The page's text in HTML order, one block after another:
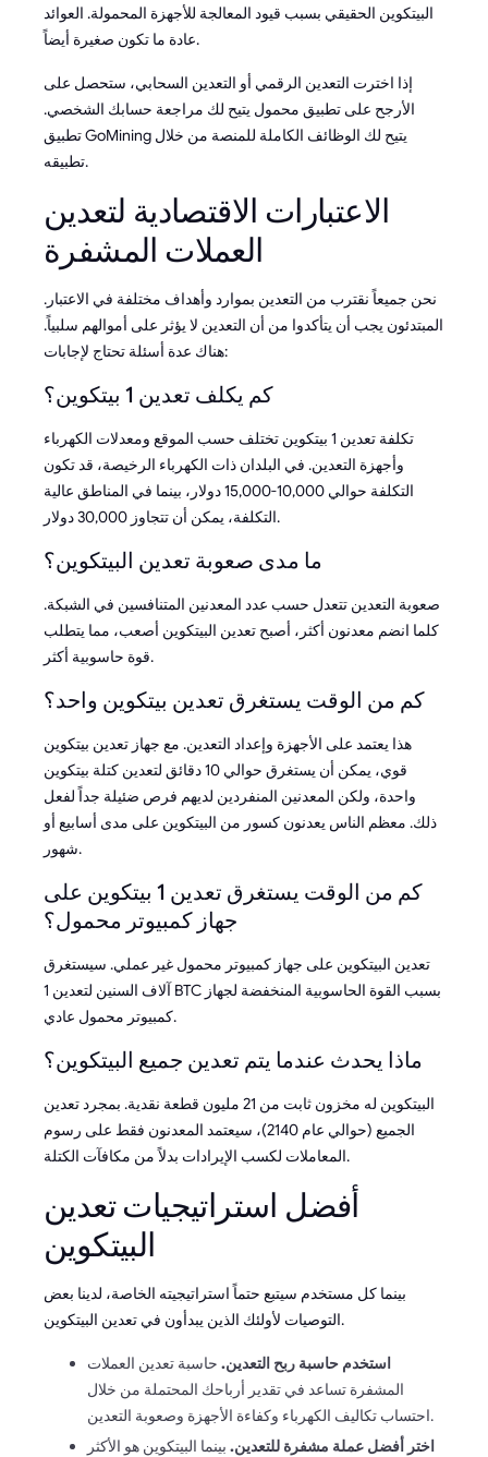
البيتكوين الحقيقي بسبب قيود المعالجة للأجهزة المحمولة. العوائد
عادة ما تكون صغيرة أيضاً.
إذا اخترت التعدين الرقمي أو التعدين السحابي، ستحصل على
الأرجح على تطبيق محمول يتيح لك مراجعة حسابك الشخصي.
تطبيق GoMining يتيح لك الوظائف الكاملة للمنصة من خلال
تطبيقه.
الاعتبارات الاقتصادية لتعدين
العملات المشفرة
نحن جميعاً نقترب من التعدين بموارد وأهداف مختلفة في الاعتبار.
المبتدئون يجب أن يتأكدوا من أن التعدين لا يؤثر على أموالهم سلبياً.
هناك عدة أسئلة تحتاج لإجابات:
كم يكلف تعدين 1 بيتكوين؟
تكلفة تعدين 1 بيتكوين تختلف حسب الموقع ومعدلات الكهرباء
وأجهزة التعدين. في البلدان ذات الكهرباء الرخيصة، قد تكون
التكلفة حوالي 10,000-15,000 دولار، بينما في المناطق عالية
التكلفة، يمكن أن تتجاوز 30,000 دولار.
ما مدى صعوبة تعدين البيتكوين؟
صعوبة التعدين تتعدل حسب عدد المعدنين المتنافسين في الشبكة.
كلما انضم معدنون أكثر، أصبح تعدين البيتكوين أصعب، مما يتطلب
قوة حاسوبية أكثر.
كم من الوقت يستغرق تعدين بيتكوين واحد؟
هذا يعتمد على الأجهزة وإعداد التعدين. مع جهاز تعدين بيتكوين
قوي، يمكن أن يستغرق حوالي 10 دقائق لتعدين كتلة بيتكوين
واحدة، ولكن المعدنين المنفردين لديهم فرص ضئيلة جداً لفعل
ذلك. معظم الناس يعدنون كسور من البيتكوين على مدى أسابيع أو
شهور.
كم من الوقت يستغرق تعدين 1 بيتكوين على
جهاز كمبيوتر محمول؟
تعدين البيتكوين على جهاز كمبيوتر محمول غير عملي. سيستغرق
آلاف السنين لتعدين 1 BTC بسبب القوة الحاسوبية المنخفضة لجهاز
كمبيوتر محمول عادي.
ماذا يحدث عندما يتم تعدين جميع البيتكوين؟
البيتكوين له مخزون ثابت من 21 مليون قطعة نقدية. بمجرد تعدين
الجميع (حوالي عام 2140)، سيعتمد المعدنون فقط على رسوم
المعاملات لكسب الإيرادات بدلاً من مكافآت الكتلة.
أفضل استراتيجيات تعدين
البيتكوين
بينما كل مستخدم سيتبع حتماً استراتيجيته الخاصة، لدينا بعض
التوصيات لأولئك الذين يبدأون في تعدين البيتكوين.
استخدم حاسبة ربح التعدين. حاسبة تعدين العملات
المشفرة تساعد في تقدير أرباحك المحتملة من خلال
احتساب تكاليف الكهرباء وكفاءة الأجهزة وصعوبة التعدين.
اختر أفضل عملة مشفرة للتعدين. بينما البيتكوين هو الأكثر